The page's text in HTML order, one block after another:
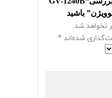
باشید
نخواهد شد.
شده‌اند*